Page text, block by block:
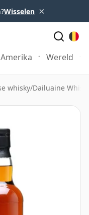
Wisselen ×
Amerika Wereld
whisky/Dailuaine